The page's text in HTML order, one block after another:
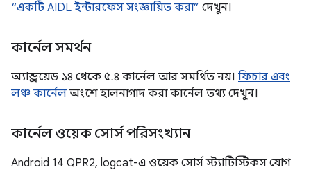
“একটি AIDL ইন্টারফেস সংজ্ঞায়িত করা” দেখুন।
কার্নেল সমর্থন
অ্যান্ড্রয়েড ১৪ থেকে ৫.৪ কার্নেল আর সমর্থিত নয়। ফিচার এবং
লঞ্চ কার্নেল অংশে হালনাগাদ করা কার্নেল তথ্য দেখুন।
কার্নেল ওয়েক সোর্স পরিসংখ্যান
Android 14 QPR2, logcat-এ ওয়েক সোর্স স্ট্যাটিস্টিকস যোগ